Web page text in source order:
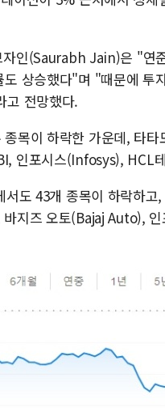
인(Saurabh Jain)은 "연
상승했다"며 "때문에 투
고 전망했다.
종목이 하락한 가운데, 타
인포시스(Infosys), HCL
서도 43개 종목이 하락하
지즈 오토(Bajaj Auto),